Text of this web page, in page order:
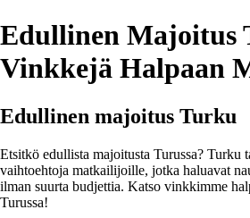
Edullinen Majoitus
Vinkkejä Halpaan
Edullinen majoitus Turku
Etsitkö edullista majoitusta Turussa? Turku
vaihtoehtoja matkailijoille, jotka haluavat
ilman suurta budjettia. Katso vinkkimme
Turussa!